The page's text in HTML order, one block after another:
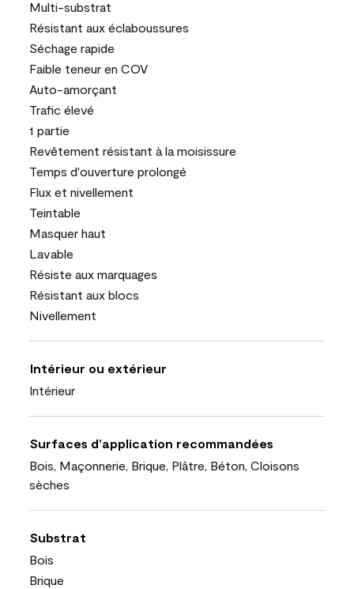
Multi-substrat
Résistant aux éclaboussures
Séchage rapide
Faible teneur en COV
Auto-amorçant
Trafic élevé
1 partie
Revêtement résistant à la moisissure
Temps d'ouverture prolongé
Flux et nivellement
Teintable
Masquer haut
Lavable
Résiste aux marquages
Résistant aux blocs
Nivellement
Intérieur ou extérieur
Intérieur
Surfaces d’application recommandées
Bois, Maçonnerie, Brique, Plâtre, Béton, Cloisons
sèches
Substrat
Bois
Brique